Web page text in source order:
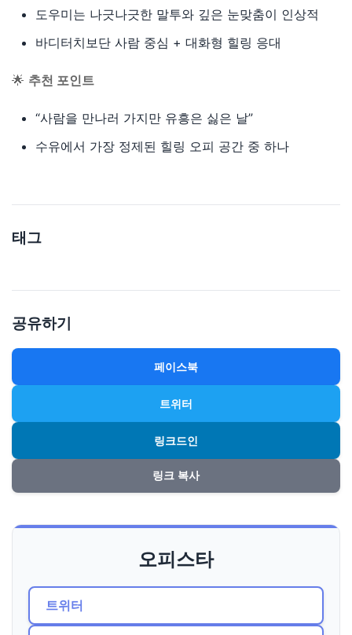
도우미는 나긋나긋한 말투와 깊은 눈맞춤이 인상적
바디터치보단 사람 중심 + 대화형 힐링 응대
🌟 추천 포인트
“사람을 만나러 가지만 유흥은 싫은 날”
수유에서 가장 정제된 힐링 오피 공간 중 하나
태그
공유하기
페이스북
트위터
링크드인
링크 복사
오피스타
트위터